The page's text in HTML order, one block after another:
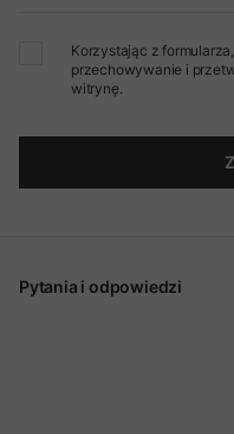
Korzystając z
przechowywanie i
witrynę.
Pytania i odpowiedzi